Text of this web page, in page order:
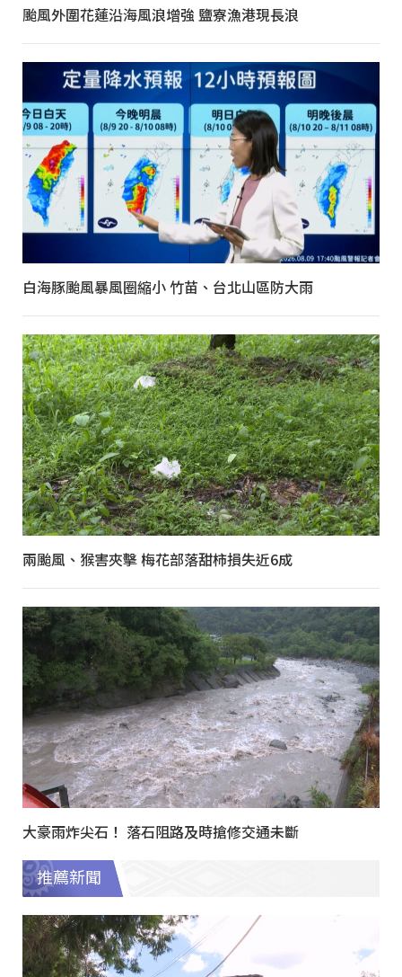
颱風外圍花蓮沿海風浪增強 鹽寮漁港現長浪
白海豚颱風暴風圈縮小 竹苗、台北山區防大雨
兩颱風、猴害夾擊 梅花部落甜柿損失近6成
大豪雨炸尖石！ 落石阻路及時搶修交通未斷
推薦新聞